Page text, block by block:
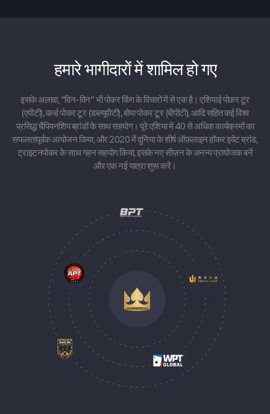
हमारे भागीदारों में शामिल हो गए
इसके अलावा, “विन-विन” भी पोकर किंग के विचारों में से एक है। एशियाई पोकर टूर
(एपीटी), वर्ल्ड पोकर टूर (डब्ल्यूपीटी), बोया पोकर टूर (बीपीटी), आदि सहित कई विश्व
प्रसिद्ध चैंपियनशिप ब्रांडों के साथ सहयोग। पूरे एशिया में 40 से अधिक कार्यक्रमों का
सफलतापूर्वक आयोजन किया, और 2020 में दुनिया के शीर्ष ऑफ़लाइन हॉकर इवेंट ब्रांड,
ट्राइटनपोकर के साथ गहन सहयोग किया, इसके नए सीज़न के अनन्य प्रायोजक बनें
और एक नई यात्रा शुरू करें।